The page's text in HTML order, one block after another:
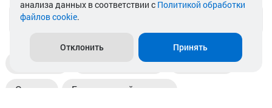
info@akkamulik.by
Пункты выдачи Магазины
Оплата Безналичный расчет
анализа данных в соответствии с Политикой обработки
файлов cookie.
Отклонить Принять